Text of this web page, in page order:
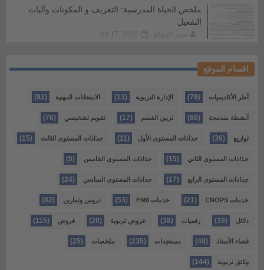
ملخص الحياة المدرسية: التعريف و المكونات وآليات
التفعيل
اقسام الموقع
أطر الأكاديميات (79) الإدارة التربوية (13) الامتحانات المهنية (92)
أنشطة مندمجة (60) تزيين القسم (17) تقويم تشخيصي (76)
توازيع (36) جذاذات المستوى الأول (11) جذاذات المستوى الثالث (15)
جذاذات المستوى الثاني (15) جذاذات المستوى الخامس (9)
جذاذات المستوى الرابع (17) جذاذات المستوى السادس (24)
خدمات CNOPS (21) خدمات FM6 (53) دروس وتمارين (82)
دلائل (39) رقميات (38) عروض تربوية (20) فروض (115)
فضاء الأستاذ (49) مستجدات (235) ملخصات (25)
وثائق تربوية (144)